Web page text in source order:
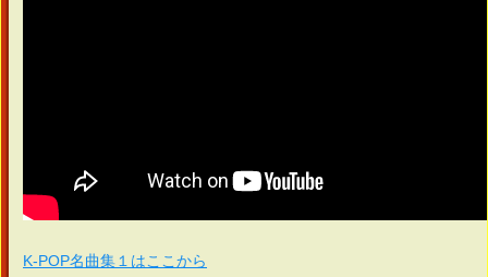
K-POP名曲集１はここから